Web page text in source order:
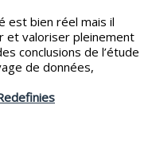
est bien réel mais il
et valoriser pleinement
conclusions de l’étude
de données,